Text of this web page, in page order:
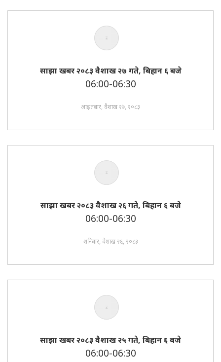
साझा खबर २०८३ वैशाख २७ गते, बिहान ६ बजे
06:00-06:30
आइतबार, वैशाख २७, २०८३
साझा खबर २०८३ वैशाख २६ गते, बिहान ६ बजे
06:00-06:30
शनिबार, वैशाख २६, २०८३
साझा खबर २०८३ वैशाख २५ गते, बिहान ६ बजे
06:00-06:30